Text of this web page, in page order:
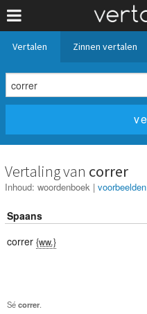
Vertalen Zinnen vertalen
Vertaling van correr
Inhoud: woordenboek | voorbeelden
Spaans
correr {ww.}
Sécorrer